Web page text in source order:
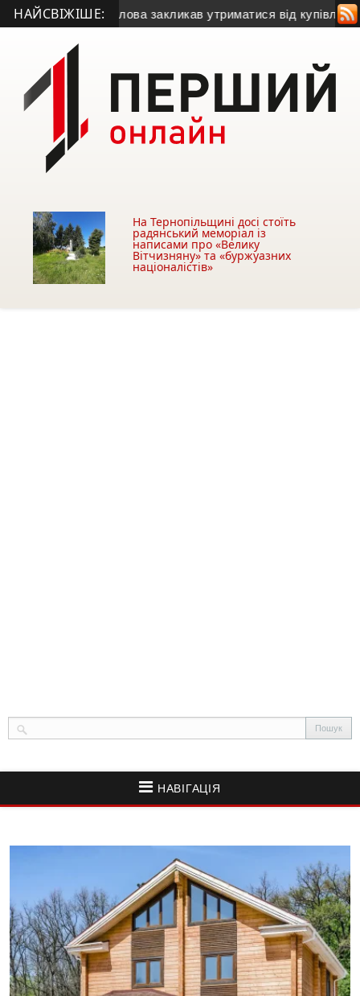
НАЙСВІЖІШЕ:
• Міський голова закликав утриматися від купівлі
На Тернопільщині досі стоїть
радянський меморіал із
написами про «Велику
Вітчизняну» та «буржуазних
націоналістів»
НАВІГАЦІЯ